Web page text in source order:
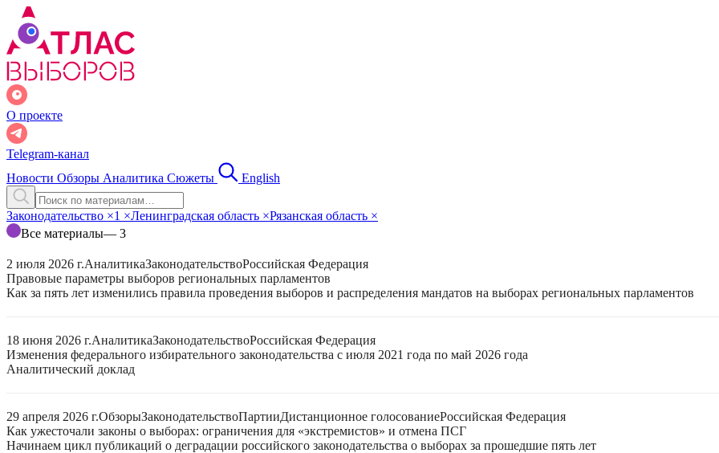
О проекте
Telegram-канал
Новости Обзоры Аналитика Сюжеты English
Законодательство ×1 ×Ленинградская область ×Рязанская область ×
Все материалы— 3
2 июля 2026 г.АналитикаЗаконодательствоРоссийская Федерация
Правовые параметры выборов региональных парламентов
Как за пять лет изменились правила проведения выборов и распределения мандатов на выборах региональных парламентов
18 июня 2026 г.АналитикаЗаконодательствоРоссийская Федерация
Изменения федерального избирательного законодательства с июля 2021 года по май 2026 года
Аналитический доклад
29 апреля 2026 г.ОбзорыЗаконодательствоПартииДистанционное голосованиеРоссийская Федерация
Как ужесточали законы о выборах: ограничения для «экстремистов» и отмена ПСГ
Начинаем цикл публикаций о деградации российского законодательства о выборах за прошедшие пять лет